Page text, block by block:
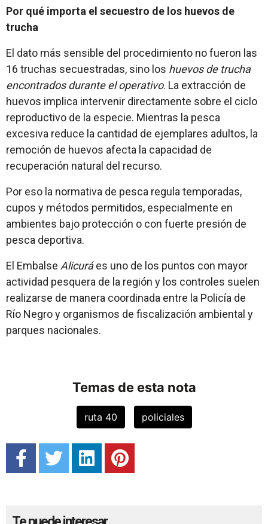
Por qué importa el secuestro de los huevos de
trucha
El dato más sensible del procedimiento no fueron las
16 truchas secuestradas, sino los huevos de trucha
encontrados durante el operativo. La extracción de
huevos implica intervenir directamente sobre el ciclo
reproductivo de la especie. Mientras la pesca
excesiva reduce la cantidad de ejemplares adultos, la
remoción de huevos afecta la capacidad de
recuperación natural del recurso.
Por eso la normativa de pesca regula temporadas,
cupos y métodos permitidos, especialmente en
ambientes bajo protección o con fuerte presión de
pesca deportiva.
El Embalse Alicuráes uno de los puntos con mayor
actividad pesquera de la región y los controles suelen
realizarse de manera coordinada entre la Policía de
Río Negro y organismos de fiscalización ambiental y
parques nacionales.
Temas de esta nota
ruta 40 policiales